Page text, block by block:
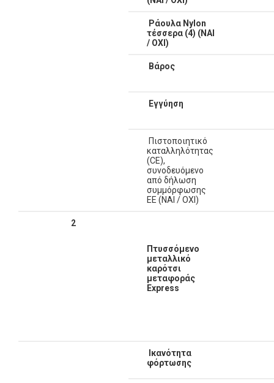
Ράουλα Nylon
τέσσερα (4) (ΝΑΙ
/ ΟΧΙ)
Βάρος
Εγγύηση
Πιστοποιητικό
καταλληλότητας
(CE),
συνοδευόμενο
από δήλωση
συμμόρφωσης
ΕΕ (ΝΑΙ / ΟΧΙ)
2
Πτυσσόμενο
μεταλλικό
καρότσι
μεταφοράς
Express
Ικανότητα
φόρτωσης